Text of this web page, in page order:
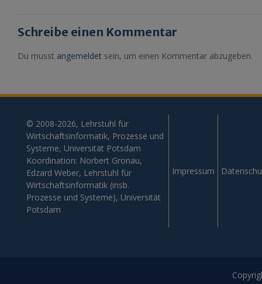
Schreibe einen Kommentar
Du musst angemeldet sein, um einen Kommentar abzugeben.
© 2008-2026, Lehrstuhl für
Wirtschaftsinformatik, Prozesse und
Systeme, Universität Potsdam
Koordination: Norbert Gronau,
Edzard Weber, Lehrstuhl für
Wirtschaftsinformatik (insb.
Prozesse und Systeme), Universität
Potsdam
Impressum